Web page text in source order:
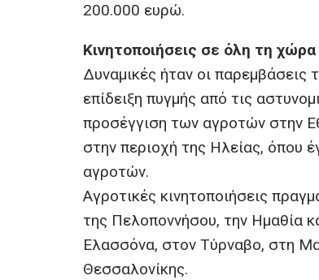
200.000 ευρώ.
Κινητοποιήσεις σε όλη τη χώρα
Δυναμικές ήταν οι
επίδειξη πυγμής από τις
προσέγγιση των αγροτών στην
στην περιοχή της Ηλείας, όπου
αγροτών.
Αγροτικές κινητοποιήσεις
της Πελοποννήσου, την Ημαθία
Ελασσόνα, στον Τύρναβο, στη
Θεσσαλονίκης.